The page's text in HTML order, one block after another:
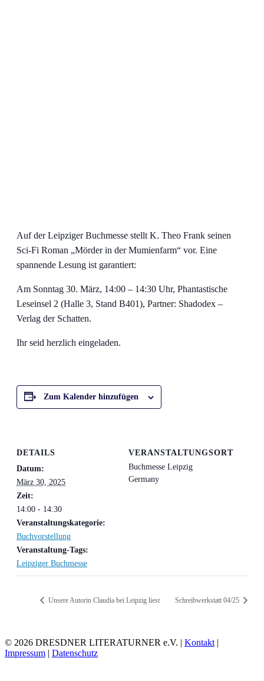
Auf der Leipziger Buchmesse stellt K. Theo Frank seinen
Sci-Fi Roman „Mörder in der Mumienfarm“ vor. Eine
spannende Lesung ist garantiert:
Am Sonntag 30. März, 14:00 – 14:30 Uhr, Phantastische
Leseinsel 2 (Halle 3, Stand B401), Partner: Shadodex –
Verlag der Schatten.
Ihr seid herzlich eingeladen.
Zum Kalender hinzufügen
DETAILS
Datum:
März 30, 2025
Zeit:
14:00 - 14:30
Veranstaltungskategorie:
Buchvorstellung
Veranstaltung-Tags:
Leipziger Buchmesse
VERANSTALTUNGSORT
Buchmesse Leipzig
Germany
Unsere Autorin Claudia bei Leipzig liest Schreibwerkstatt 04/25
© 2026 DRESDNER LITERATURNER e.V. | Kontakt|
Impressum | Datenschutz